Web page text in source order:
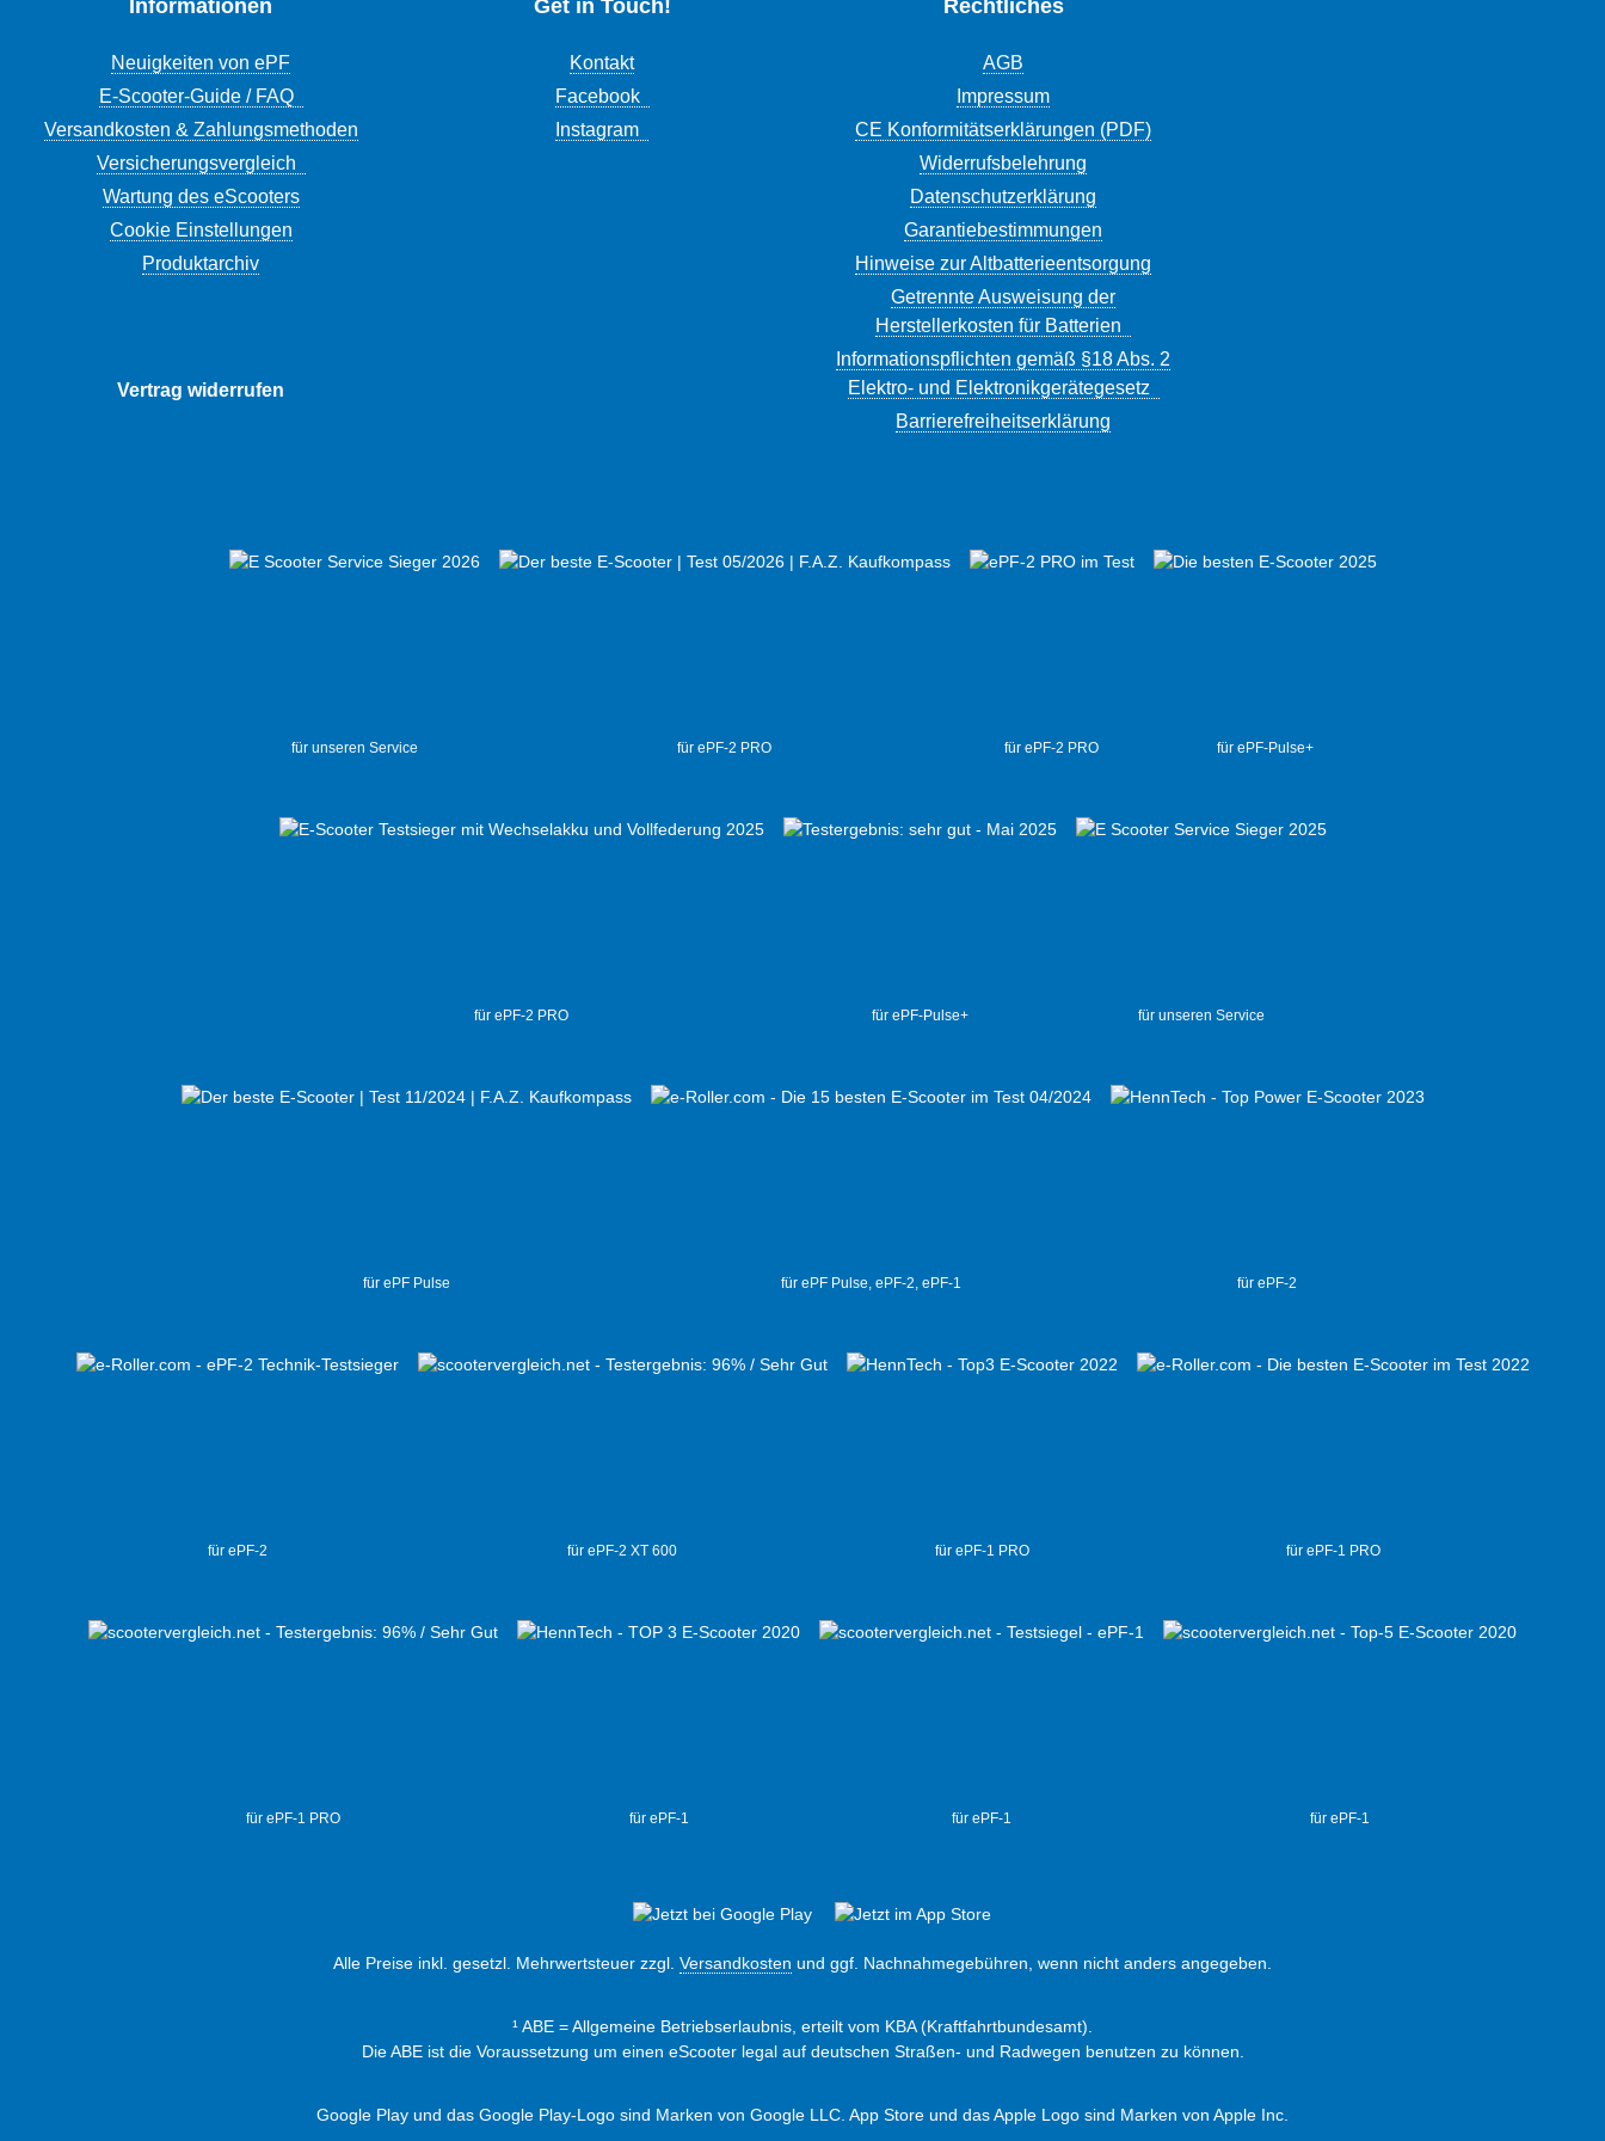
Informationen
Neuigkeiten von ePF
E-Scooter-Guide / FAQ
Versandkosten & Zahlungsmethoden
Versicherungsvergleich
Wartung des eScooters
Cookie Einstellungen
Produktarchiv
Vertrag widerrufen
Get in Touch!
Kontakt
Facebook
Instagram
Rechtliches
AGB
Impressum
CE Konformitätserklärungen (PDF)
Widerrufsbelehrung
Datenschutzerklärung
Garantiebestimmungen
Hinweise zur Altbatterieentsorgung
Getrennte Ausweisung der
Herstellerkosten für Batterien
Informationspflichten gemäß §18 Abs. 2
Elektro- und Elektronikgerätegesetz
Barrierefreiheitserklärung
für unseren Service für ePF-2 PRO für ePF-2 PRO für ePF-Pulse+
für ePF-2 PRO für ePF-Pulse+ für unseren Service
für ePF Pulse für ePF Pulse, ePF-2, ePF-1 für ePF-2
für ePF-2 für ePF-2 XT 600 für ePF-1 PRO für ePF-1 PRO
für ePF-1 PRO für ePF-1 für ePF-1 für ePF-1
Alle Preise inkl. gesetzl. Mehrwertsteuer zzgl. Versandkosten und ggf. Nachnahmegebühren, wenn nicht anders angegeben.
¹ ABE = Allgemeine Betriebserlaubnis, erteilt vom KBA (Kraftfahrtbundesamt).
Die ABE ist die Voraussetzung um einen eScooter legal auf deutschen Straßen- und Radwegen benutzen zu können.
Google Play und das Google Play-Logo sind Marken von Google LLC. App Store und das Apple Logo sind Marken von Apple Inc.